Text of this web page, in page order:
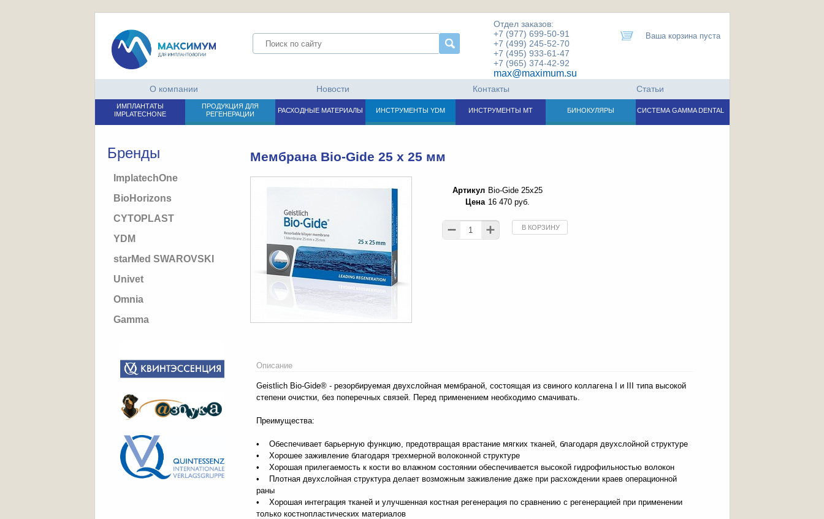
Отдел заказов:
+7 (977) 699-50-91
+7 (499) 245-52-70
+7 (495) 933-61-47
+7 (965) 374-42-92
max@maximum.su
Ваша корзина пуста
О компании Новости Контакты Статьи
ИМПЛАНТАТЫ
IMPLATECHONE
ПРОДУКЦИЯ ДЛЯ
РЕГЕНЕРАЦИИ
РАСХОДНЫЕ МАТЕРИАЛЫ ИНСТРУМЕНТЫ YDM ИНСТРУМЕНТЫ МТ БИНОКУЛЯРЫ СИСТЕМА GAMMA DENTAL
Бренды
ImplatechOne
BioHorizons
CYTOPLAST
YDM
starMed SWAROVSKI
Univet
Omnia
Gamma
Мембрана Bio-Gide 25 x 25 мм
Артикул Bio-Gide 25x25
Цена 16 470 руб.
В КОРЗИНУ
Описание
Geistlich Bio-Gide® - резорбируемая двухслойная мембраной, состоящая из свиного коллагена I и III типа высокой
степени очистки, без поперечных связей. Перед применением необходимо смачивать.
Преимущества:
• Обеспечивает барьерную функцию, предотвращая врастание мягких тканей, благодаря двухслойной структуре
• Хорошее заживление благодаря трехмерной волоконной структуре
• Хорошая прилегаемость к кости во влажном состоянии обеспечивается высокой гидрофильностью волокон
• Плотная двухслойная структура делает возможным заживление даже при расхождении краев операционной
раны
• Хорошая интеграция тканей и улучшенная костная регенерация по сравнению с регенерацией при применении
только костнопластических материалов